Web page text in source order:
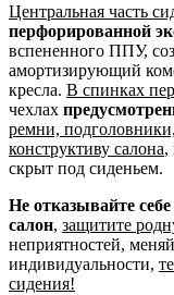
Центральная часть
перфорированной
вспененного ППУ,
амортизирующий
кресла. В спинках
чехлах
ремни,
конструктиву салона,
скрыт под сиденьем.
Не отказывайте
салон, защитите
неприятностей,
индивидуальности,
сидения!